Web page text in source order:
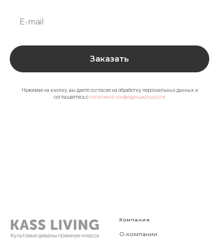
Заказать
Нажимая на кнопку, вы даете согласие на обработку персональных данных и
соглашаетесь c политикой конфиденциальности
Компания
О компании